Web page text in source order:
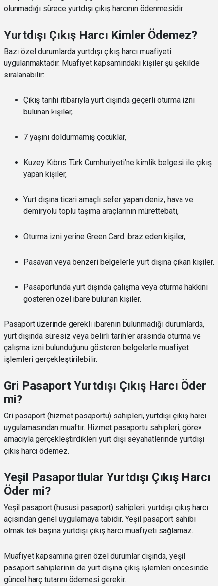
olunmadığı sürece yurtdışı çıkış harcının ödenmesidir.
Yurtdışı Çıkış Harcı Kimler Ödemez?
Bazı özel durumlarda yurtdışı çıkış harcı muafiyeti
uygulanmaktadır. Muafiyet kapsamındaki kişiler şu şekilde
sıralanabilir:
Çıkış tarihi itibarıyla yurt dışında geçerli oturma izni
bulunan kişiler,
7 yaşını doldurmamış çocuklar,
Kuzey Kıbrıs Türk Cumhuriyeti’ne kimlik belgesi ile çıkış
yapan kişiler,
Yurt dışına ticari amaçlı sefer yapan deniz, hava ve
demiryolu toplu taşıma araçlarının mürettebatı,
Oturma izni yerine Green Card ibraz eden kişiler,
Pasavan veya benzeri belgelerle yurt dışına çıkan kişiler,
Pasaportunda yurt dışında çalışma veya oturma hakkını
gösteren özel ibare bulunan kişiler.
Pasaport üzerinde gerekli ibarenin bulunmadığı durumlarda,
yurt dışında süresiz veya belirli tarihler arasında oturma ve
çalışma izni bulunduğunu gösteren belgelerle muafiyet
işlemleri gerçekleştirilebilir.
Gri Pasaport Yurtdışı Çıkış Harcı Öder
mi?
Gri pasaport (hizmet pasaportu) sahipleri, yurtdışı çıkış harcı
uygulamasından muaftır. Hizmet pasaportu sahipleri, görev
amacıyla gerçekleştirdikleri yurt dışı seyahatlerinde yurtdışı
çıkış harcı ödemez.
Yeşil Pasaportlular Yurtdışı Çıkış Harcı
Öder mi?
Yeşil pasaport (hususi pasaport) sahipleri, yurtdışı çıkış harcı
açısından genel uygulamaya tabidir. Yeşil pasaport sahibi
olmak tek başına yurtdışı çıkış harcı muafiyeti sağlamaz.
Muafiyet kapsamına giren özel durumlar dışında, yeşil
pasaport sahiplerinin de yurt dışına çıkış işlemleri öncesinde
güncel harç tutarını ödemesi gerekir.